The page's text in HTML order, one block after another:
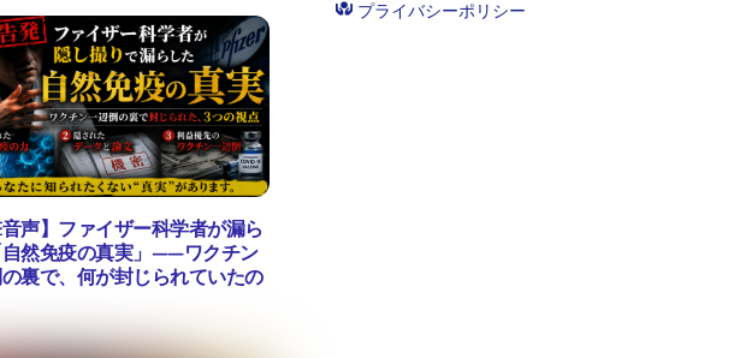
音声】ファイザー科学者が漏ら
自然免疫の真実」——ワクチン
裏で、何が封じられていたの
プライバシーポリシー